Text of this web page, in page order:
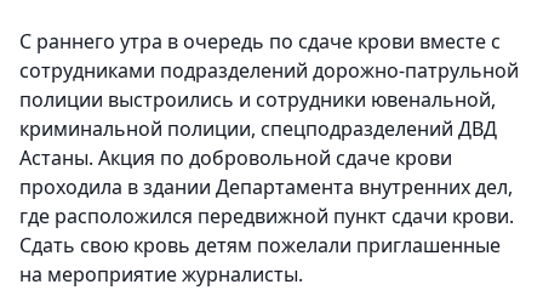
С раннего утра в очередь по сдаче крови вместе с
сотрудниками подразделений дорожно-патрульной
полиции выстроились и сотрудники ювенальной,
криминальной полиции, спецподразделений ДВД
Астаны. Акция по добровольной сдаче крови
проходила в здании Департамента внутренних дел,
где расположился передвижной пункт сдачи крови.
Сдать свою кровь детям пожелали приглашенные
на мероприятие журналисты.